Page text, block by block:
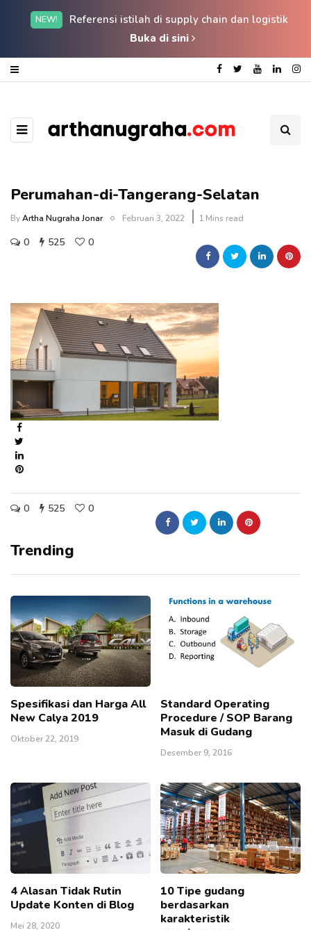
NEW!
Referensi istilah di supply chain dan logistik
Buka di sini
Perumahan-di-Tangerang-Selatan
ByArtha Nugraha Jonar Februari 3, 2022 1 Mins read
0 525 0
0 525 0
Trending
Spesifikasi dan Harga All
New Calya 2019
Oktober 22, 2019
Standard Operating
Procedure / SOP Barang
Masuk di Gudang
Desember 9, 2016
4 Alasan Tidak Rutin
Update Konten di Blog
Mei 28, 2020
10 Tipe gudang
berdasarkan
karakteristik